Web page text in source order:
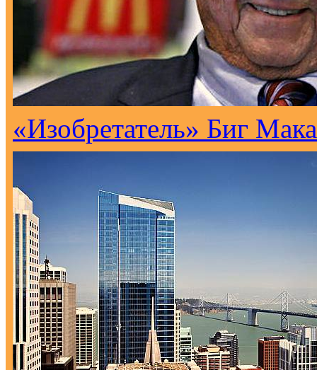
«Изобретатель» Биг